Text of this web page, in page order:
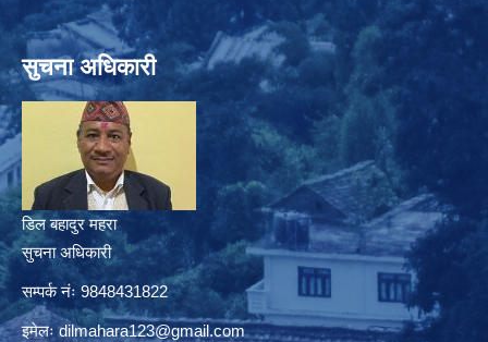
सुचना अधिकारी
डिल बहादुर महरा
सुचना अधिकारी
सम्पर्क नंः 9848431822
इमेलःdilmahara123@gmail.com